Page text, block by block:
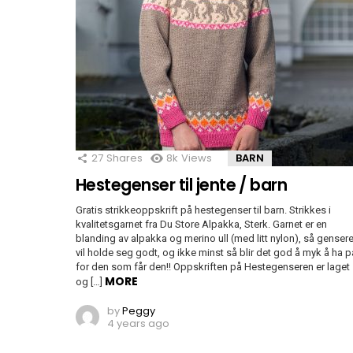
27 Shares 8k Views BARN
Hestegenser til jente / barn
Gratis strikkeoppskrift på hestegenser til barn. Strikkes i
kvalitetsgarnet fra Du Store Alpakka, Sterk. Garnet er en
blanding av alpakka og merino ull (med litt nylon), så
vil holde seg godt, og ikke minst så blir det god å myk å ha
for den som får den!! Oppskriften på Hestegenseren er laget
og […] MORE
byPeggy
4 years ago